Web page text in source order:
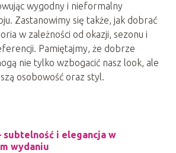
wygodny i nieformalny
Zastanowimy się także, jak dobrać
w zależności od okazji, sezonu i
Pamiętajmy, że dobrze
nie tylko wzbogacić nasz look, ale
osobowość oraz styl.
subtelność i elegancja w
wydaniu